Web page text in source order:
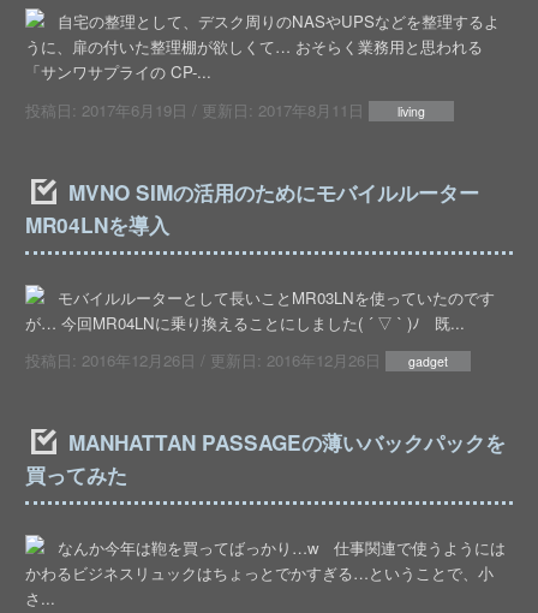
自宅の整理として、デスク周りのNASやUPSなどを整理するよ
うに、扉の付いた整理棚が欲しくて… おそらく業務用と思われる
「サンワサプライの CP-...
投稿日: 2017年6月19日 / 更新日: 2017年8月11日 living
MVNO SIMの活用のためにモバイルルーター
MR04LNを導入
モバイルルーターとして長いことMR03LNを使っていたのです
が… 今回MR04LNに乗り換えることにしました( ´ ▽ ` )ﾉ 既...
投稿日: 2016年12月26日 / 更新日: 2016年12月26日 gadget
MANHATTAN PASSAGEの薄いバックパックを
買ってみた
なんか今年は鞄を買ってばっかり…w 仕事関連で使うようには
かわるビジネスリュックはちょっとでかすぎる…ということで、小
さ...